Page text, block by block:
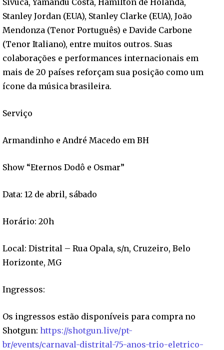
Stanley Jordan (EUA), Stanley Clarke (EUA), João
Mendonza (Tenor Português) e Davide Carbone
(Tenor Italiano), entre muitos outros. Suas
colaborações e performances internacionais em
mais de 20 países reforçam sua posição como um
ícone da música brasileira.
Serviço
Armandinho e André Macedo em BH
Show “Eternos Dodô e Osmar”
Data: 12 de abril, sábado
Horário: 20h
Local: Distrital – Rua Opala, s/n, Cruzeiro, Belo
Horizonte, MG
Ingressos:
Os ingressos estão disponíveis para compra no
Shotgun: https://shotgun.live/pt-
br/events/carnaval-distrital-75-anos-trio-eletrico-